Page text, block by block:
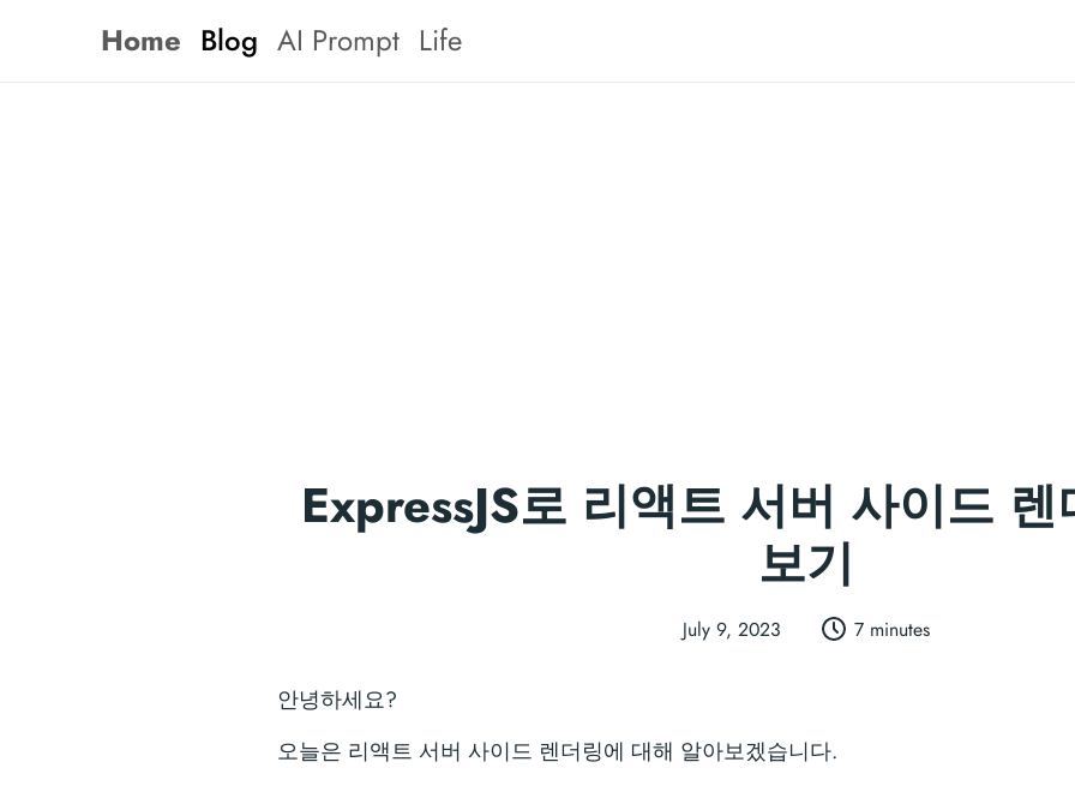
Home Blog AI Prompt Life
ExpressJS로 리액트 서버 사이드
보기
July 9, 2023 7 minutes
안녕하세요?
오늘은 리액트 서버 사이드 렌더링에 대해 알아보겠습니다.